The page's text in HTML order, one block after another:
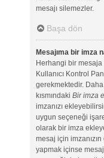
mesajı silemezler.
Başa dön
Mesajıma bir imza
Herhangi bir mesaja
Kullanıcı Kontrol
gerekmektedir.
kısmındaki Bir imza
imzanızı
uygun seçeneği
olarak bir imza
mesaj için
yapmak içinse